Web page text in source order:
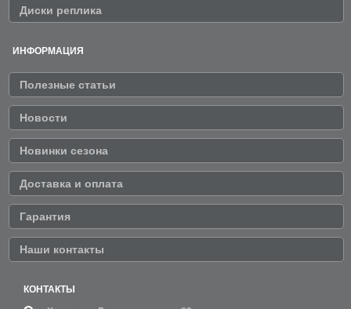
Диски реплика
ИНФОРМАЦИЯ
Полезные статьи
Новости
Новинки сезона
Доставка и оплата
Гарантия
Наши контакты
КОНТАКТЫ